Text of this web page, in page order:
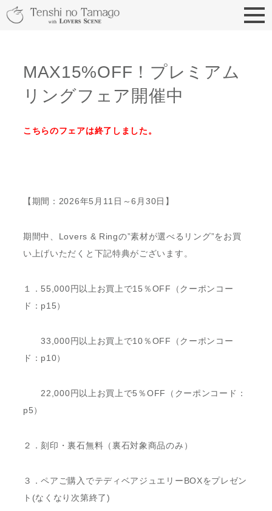
天使の卵 With LOVERS
MAX15%OFF！プレミアム
リングフェア開催中
こちらのフェアは終了しました。
【期間：2026年5月11日～6月30日】
期間中、Lovers & Ringの”素材が選べるリング”をお買
い上げいただくと下記特典がございます。
１．55,000円以上お買上で15％OFF（クーポンコー
ド：p15）
33,000円以上お買上で10％OFF（クーポンコー
ド：p10）
22,000円以上お買上で5％OFF（クーポンコード：
p5）
２．刻印・裏石無料（裏石対象商品のみ）
３．ペアご購入でテディベアジュエリーBOXをプレゼン
ト(なくなり次第終了)